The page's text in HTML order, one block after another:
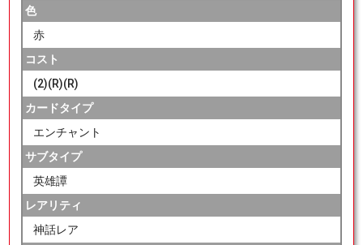
色
赤
コスト
(2)(R)(R)
カードタイプ
エンチャント
サブタイプ
英雄譚
レアリティ
神話レア